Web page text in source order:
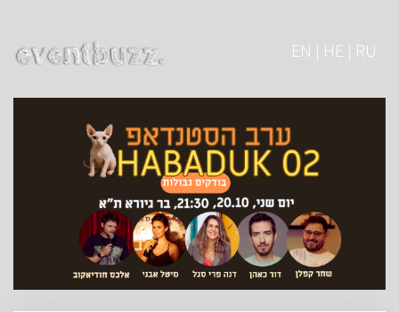
EN | HE | RU